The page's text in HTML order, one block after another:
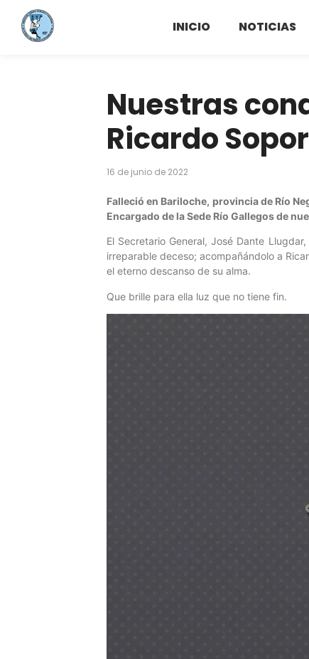
INICIO NOTICIAS
Nuestras
Ricardo
16 de junio de 2022
Falleció en Bariloche, provincia de Río
Encargado de la Sede Río Gallegos de
El Secretario General, José Dante
irreparable deceso; acompañándolo a
el eterno descanso de su alma.
Que brille para ella luz que no tiene fin.